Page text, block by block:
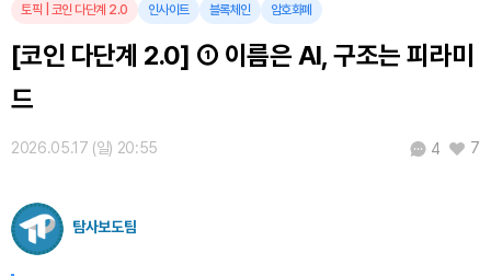
토픽 코인 다단계 2.0 인사이트 블록체인 암호화폐
[코인 다단계 2.0] ① 이름은 AI, 구조는 피라미
드
2026.05.17 (일) 20:55 4 7
탐사보도팀